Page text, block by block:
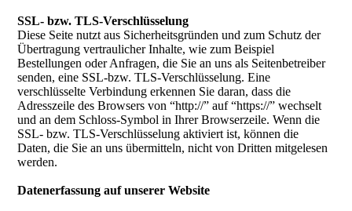
SSL- bzw. TLS-Verschlüsselung
Diese Seite nutzt aus Sicherheitsgründen und zum Schutz der
Übertragung vertraulicher Inhalte, wie zum Beispiel
Bestellungen oder Anfragen, die Sie an uns als Seitenbetreiber
senden, eine SSL-bzw. TLS-Verschlüsselung. Eine
verschlüsselte Verbindung erkennen Sie daran, dass die
Adresszeile des Browsers von “http://” auf “https://” wechselt
und an dem Schloss-Symbol in Ihrer Browserzeile. Wenn die
SSL- bzw. TLS-Verschlüsselung aktiviert ist, können die
Daten, die Sie an uns übermitteln, nicht von Dritten mitgelesen
werden.
Datenerfassung auf unserer Website